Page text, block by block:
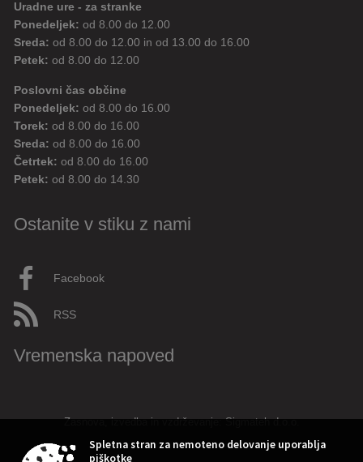
Uradne ure - za stranke
Ponedeljek: od 8.00 do 12.00
Sreda: od 8.00 do 12.00 in od 13.00 do 16.00
Petek: od 8.00 do 12.00
Poslovni čas občine
Ponedeljek: od 8.00 do 16.00
Torek: od 8.00 do 16.00
Sreda: od 8.00 do 16.00
Četrtek: od 8.00 do 16.00
Petek: od 8.00 do 14.30
Ostanite v stiku z nami
Facebook
RSS
Vremenska napoved
Zasnova, izvedba in vzdrževanje: Sigmateh d.o.o.
Spletna stran za nemoteno delovanje uporablja
piškotke